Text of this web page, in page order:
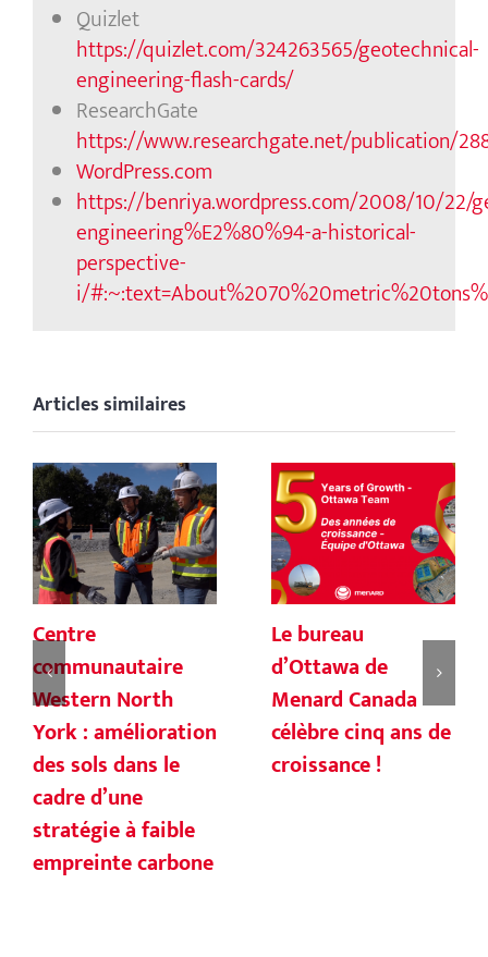
Quizlet
https://quizlet.com/324263565/geotechnical-
engineering-flash-cards/
ResearchGate
https://www.researchgate.net/publication/
WordPress.com
https://benriya.wordpress.com/2008/10/22/
engineering%E2%80%94-a-historical-
perspective-
i/
Articles similaires
Centre
communautaire
Western North
York : amélioration
des sols dans le
cadre d’une
stratégie à faible
empreinte carbone
Le bureau
d’Ottawa de
Menard Canada
célèbre cinq ans de
croissance !